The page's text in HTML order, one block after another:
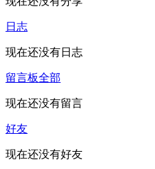
日志
现在还没有日志
留言板全部
现在还没有留言
好友
现在还没有好友